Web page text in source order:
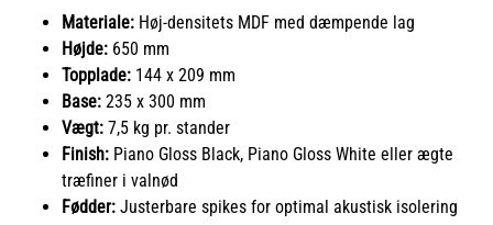
Materiale: Høj-densitets MDF med dæmpende lag
Højde: 650 mm
Topplade: 144 x 209 mm
Base: 235 x 300 mm
Vægt: 7,5 kg pr. stander
Finish: Piano Gloss Black, Piano Gloss White eller ægte
træfiner i valnød
Fødder: Justerbare spikes for optimal akustisk isolering